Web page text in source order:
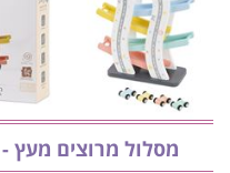
מסלול מרוצים מעץ - ‏‏‏‏Wooden Racing Track